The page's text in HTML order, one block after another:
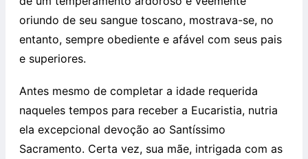
oriundo de seu sangue toscano, mostrava-se, no
entanto, sempre obediente e afável com seus pais
e superiores.
Antes mesmo de completar a idade requerida
naqueles tempos para receber a Eucaristia, nutria
ela excepcional devoção ao Santíssimo
Sacramento. Certa vez, sua mãe, intrigada com as